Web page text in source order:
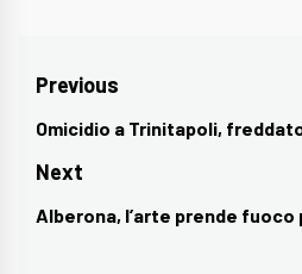
Navigazione
articoli
Previous
Previous
post:
Omicidio a Trinitapoli,
Next
Next
Alberona, l’arte prende fuoco